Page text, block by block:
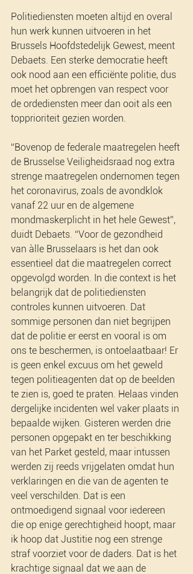
Politiediensten moeten altijd en overal
hun werk kunnen uitvoeren in het
Brussels Hoofdstedelijk Gewest, meent
Debaets. Een sterke democratie heeft
ook nood aan een efficiënte politie, dus
moet het opbrengen van respect voor
de ordediensten meer dan ooit als een
topprioriteit gezien worden.
“Bovenop de federale maatregelen heeft
de Brusselse Veiligheidsraad nog extra
strenge maatregelen ondernomen tegen
het coronavirus, zoals de avondklok
vanaf 22 uur en de algemene
mondmaskerplicht in het hele Gewest”,
duidt Debaets. “Voor de gezondheid
van àlle Brusselaars is het dan ook
essentieel dat die maatregelen correct
opgevolgd worden. In die context is het
belangrijk dat de politiediensten
controles kunnen uitvoeren. Dat
sommige personen dan niet begrijpen
dat de politie er eerst en vooral is om
ons te beschermen, is ontoelaatbaar! Er
is geen enkel excuus om het geweld
tegen politieagenten dat op de beelden
te zien is, goed te praten. Helaas vinden
dergelijke incidenten wel vaker plaats in
bepaalde wijken. Gisteren werden drie
personen opgepakt en ter beschikking
van het Parket gesteld, maar intussen
werden zij reeds vrijgelaten omdat hun
verklaringen en die van de agenten te
veel verschilden. Dat is een
ontmoedigend signaal voor iedereen
die op enige gerechtigheid hoopt, maar
ik hoop dat Justitie nog een strenge
straf voorziet voor de daders. Dat is het
krachtige signaal dat we aan de